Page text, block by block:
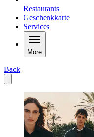
Restaurants
Geschenkkarte
Services
More
Back